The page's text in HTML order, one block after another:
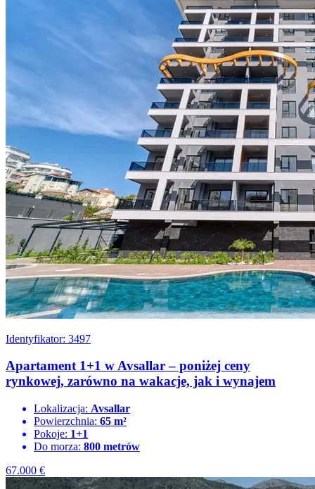
Identyfikator: 3497
Apartament 1+1 w Avsallar – poniżej ceny
rynkowej, zarówno na wakacje, jak i wynajem
Lokalizacja: Avsallar
Powierzchnia: 65 m²
Pokoje: 1+1
Do morza: 800 metrów
67.000 €